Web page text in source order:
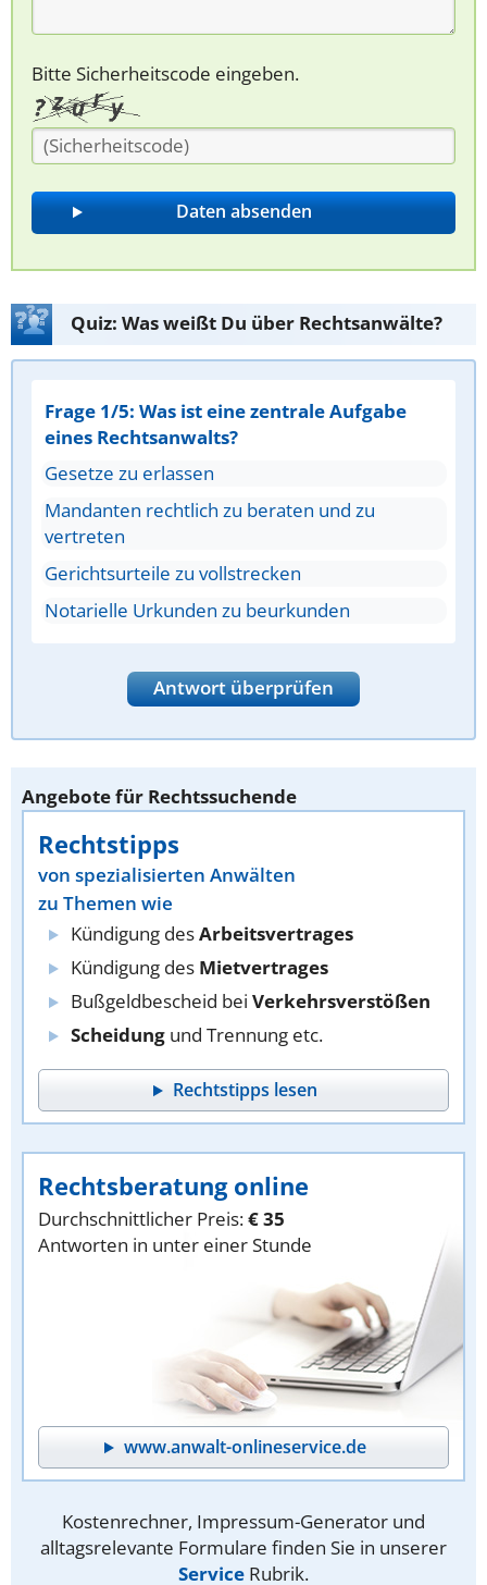
Bitte Sicherheitscode eingeben.
Quiz: Was weißt Du über Rechtsanwälte?
Frage 1/5: Was ist eine zentrale Aufgabe
eines Rechtsanwalts?
Gesetze zu erlassen
Mandanten rechtlich zu beraten und zu
vertreten
Gerichtsurteile zu vollstrecken
Notarielle Urkunden zu beurkunden
Antwort überprüfen
Angebote für Rechtssuchende
Rechtstipps
von spezialisierten Anwälten
zu Themen wie
Kündigung desArbeitsvertrages
Kündigung des Mietvertrages
Bußgeldbescheid bei Verkehrsverstößen
Scheidung und Trennung etc.
Rechtstipps lesen
Rechtsberatung online
Durchschnittlicher Preis:€ 35
Antworten in unter einer Stunde
www.anwalt-onlineservice.de
Kostenrechner, Impressum-Generator und
alltagsrelevante Formulare finden Sie in unserer
Service Rubrik.